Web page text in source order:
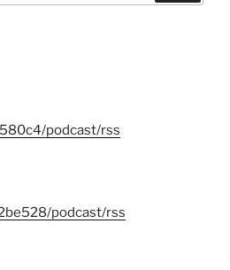
podcast/rss
podcast/rss